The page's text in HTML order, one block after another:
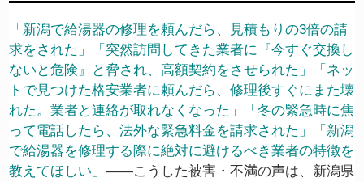
「新潟で給湯器の修理を頼んだら、見積もりの3倍の請
求をされた」「突然訪問してきた業者に『今すぐ交換し
ないと危険』と脅され、高額契約をさせられた」「ネッ
トで見つけた格安業者に頼んだら、修理後すぐにまた壊
れた。業者と連絡が取れなくなった」「冬の緊急時に焦
って電話したら、法外な緊急料金を請求された」「新潟
で給湯器を修理する際に絶対に避けるべき業者の特徴を
教えてほしい」——こうした被害・不満の声は、新潟県